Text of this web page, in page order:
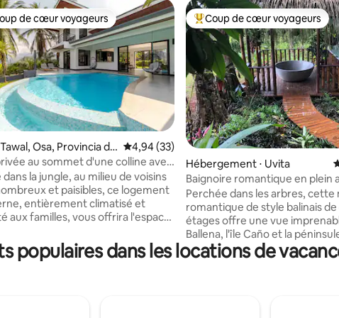
sur la base de 464 commentaires : 4,83 sur 5
de cœur voyageurs les plus appréciés
de cœur voyageurs
Osa, Provincia de
Évaluation moyenne sur la base de 33
4,94 (33)
au sommet d'une colline avec
l'océan et grande piscine
dans la jungle, au milieu de voisins
et paisibles, ce logement
entièrement climatisé et
aux familles, vous offrira l'espace
du quotidien. Cette oasis de
trouve au sommet de la colline et
Coups de cœur voyageurs les
Coup de cœur voyageurs
Hébergement ⋅ Uvita
Baignoire romantique en plein
Oceanview Home Uvita
Perchée dans les arbres, cette
romantique de style balinais
étages offre une vue
Ballena, l'île Caño et la
Détendez-vous dans le bain
avec un bain chaud sous les
couples à la recherche de
populaires dans les locations de